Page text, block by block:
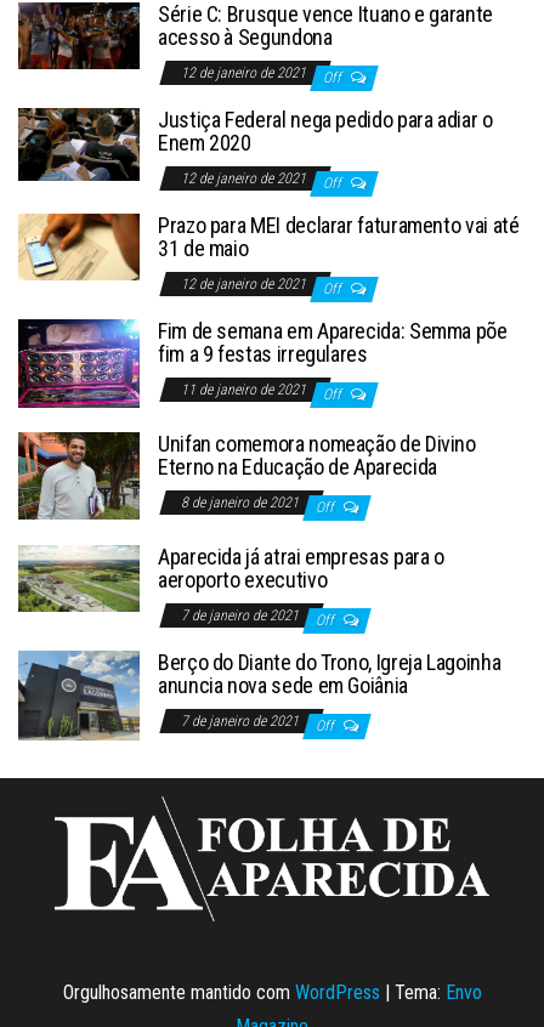
Série C: Brusque vence Ituano e garante
acesso à Segundona
12 de janeiro de 2021 Off
Justiça Federal nega pedido para adiar o
Enem 2020
12 de janeiro de 2021 Off
Prazo para MEI declarar faturamento vai até
31 de maio
12 de janeiro de 2021 Off
Fim de semana em Aparecida: Semma põe
fim a 9 festas irregulares
11 de janeiro de 2021 Off
Unifan comemora nomeação de Divino
Eterno na Educação de Aparecida
8 de janeiro de 2021 Off
Aparecida já atrai empresas para o
aeroporto executivo
7 de janeiro de 2021 Off
Berço do Diante do Trono, Igreja Lagoinha
anuncia nova sede em Goiânia
7 de janeiro de 2021 Off
Orgulhosamente mantido com WordPress | Tema: Envo